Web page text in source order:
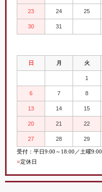
23 24 25
30 31
日 月 火
1
6 7 8
13 14 15
20 21 22
27 28 29
受付：平日9:00 ～ 18:00／土曜9:00
■定休日